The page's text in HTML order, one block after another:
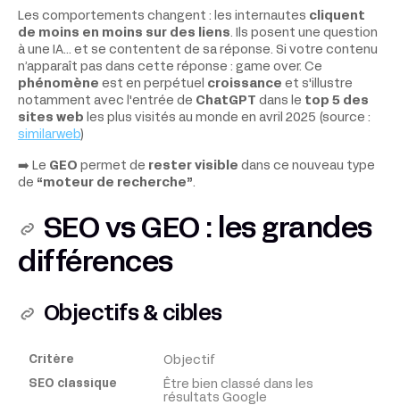
Les comportements changent : les internautes cliquent
de moins en moins sur des liens. Ils posent une question
à une IA… et se contentent de sa réponse. Si votre contenu
n’apparaît pas dans cette réponse : game over. Ce
phénomène est en perpétuel croissance et s'illustre
notamment avec l'entrée de ChatGPT dans le top 5 des
sites web les plus visités au monde en avril 2025 (source :
similarweb)
➡️ Le GEO permet de rester visible dans ce nouveau type
de “moteur de recherche”.
SEO vs GEO : les grandes
différences
Objectifs & cibles
Critère Objectif
Être bien classé dans les
résultats Google